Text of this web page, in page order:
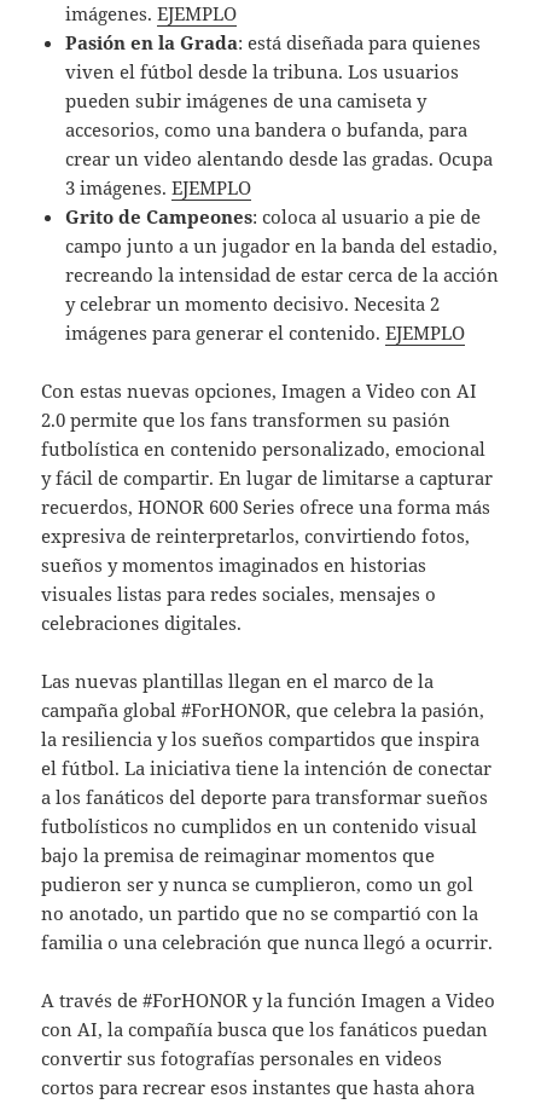
imágenes.EJEMPLO
Pasión en la Grada: está diseñada para quienes
viven el fútbol desde la tribuna. Los usuarios
pueden subir imágenes de una camiseta y
accesorios, como una bandera o bufanda, para
crear un video alentando desde las gradas. Ocupa
3 imágenes.EJEMPLO
Grito de Campeones: coloca al usuario a pie de
campo junto a un jugador en la banda del estadio,
recreando la intensidad de estar cerca de la acción
y celebrar un momento decisivo. Necesita 2
imágenes para generar el contenido.EJEMPLO
Con estas nuevas opciones, Imagen a Video con AI
2.0 permite que los fans transformen su pasión
futbolística en contenido personalizado, emocional
y fácil de compartir. En lugar de limitarse a capturar
recuerdos, HONOR 600 Series ofrece una forma más
expresiva de reinterpretarlos, convirtiendo fotos,
sueños y momentos imaginados en historias
visuales listas para redes sociales, mensajes o
celebraciones digitales.
Las nuevas plantillas llegan en el marco de la
campaña global #ForHONOR, que celebra la pasión,
la resiliencia y los sueños compartidos que inspira
el fútbol. La iniciativa tiene la intención de conectar
a los fanáticos del deporte para transformar sueños
futbolísticos no cumplidos en un contenido visual
bajo la premisa de reimaginar momentos que
pudieron ser y nunca se cumplieron, como un gol
no anotado, un partido que no se compartió con la
familia o una celebración que nunca llegó a ocurrir.
A través de #ForHONOR y la función Imagen a Video
con AI, la compañía busca que los fanáticos puedan
convertir sus fotografías personales en videos
cortos para recrear esos instantes que hasta ahora